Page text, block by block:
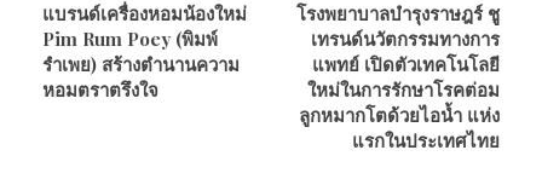
แบรนด์เครื่องหอมน้องใหม่
Pim Rum Poey (พิมพ์
รำเพย) สร้างตำนานความ
หอมตราตรึงใจ
โรงพยาบาลบำรุงราษฎร์ ชู
เทรนด์นวัตกรรมทางการ
แพทย์ เปิดตัวเทคโนโลยี
ใหม่ในการรักษาโรคต่อม
ลูกหมากโตด้วยไอน้ำ แห่ง
แรกในประเทศไทย